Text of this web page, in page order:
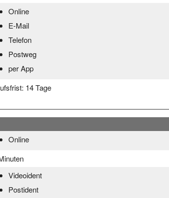
Online
E-Mail
Telefon
Postweg
per App
14 Tage
Online
Videoident
Postident